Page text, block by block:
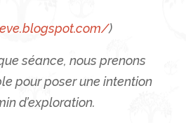
)
séance, nous prenons
pour poser une intention
d’exploration.